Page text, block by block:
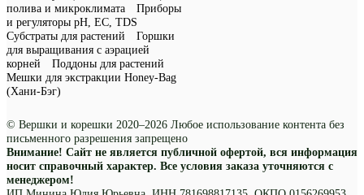
полива и микроклимата
Приборы
и регуляторы рН, EC, TDS
Субстраты для растений
Горшки
для выращивания с аэрацией
корней
Поддоны для растений
Мешки для экстракции Honey-Bag
(Хани-Бэг)
© Вершки и корешки 2020–2026 Любое использование контента без
письменного разрешения запрещено
Внимание! Сайт не является публичной офертой, вся информация
носит справочный характер. Все условия заказа уточняются с
менеджером!